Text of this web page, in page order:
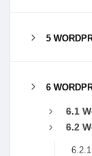
5
6
6.1
6.2